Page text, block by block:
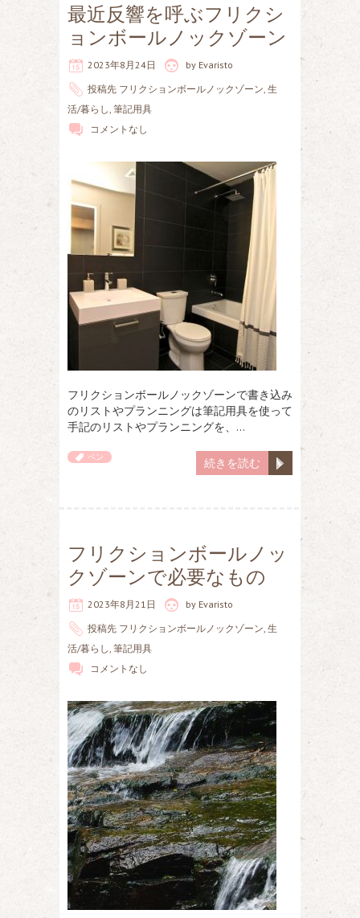
最近反響を呼ぶフリクシ
ョンボールノックゾーン
2023年8月24日 by Evaristo
投稿先 フリクションボールノックゾーン 生
活/暮らし 筆記用具
コメントなし
フリクションボールノックゾーンで書き込み
のリストやプランニングは筆記用具を使って
手記のリストやプランニングを、…
続きを読む
ペン
フリクションボールノッ
クゾーンで必要なもの
2023年8月21日 by Evaristo
投稿先 フリクションボールノックゾーン 生
活/暮らし 筆記用具
コメントなし